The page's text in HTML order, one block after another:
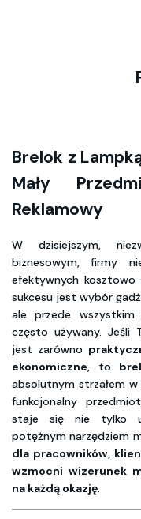
Brelok z
Mały
Reklamowy
W dzisiejszym,
biznesowym, firmy
efektywnych
sukcesu jest wybór
ale przede wszystkim
często używany. Jeśli
jest zarówno
ekonomiczne, to
absolutnym strzałem w
funkcjonalny
staje się nie tylko
potężnym narzędziem
dla pracowników,
wzmocni wizerunek
na każdą okazję.